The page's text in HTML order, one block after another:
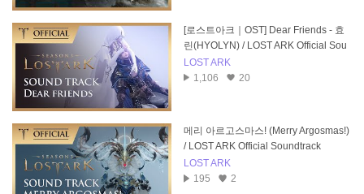
[로스트아크｜OST] Dear Friends - 효
린(HYOLYN) / LOST ARK Official Sou
ndtrack
LOST ARK
1,106
20
메리 아르고스마스! (Merry Argosmas!)
/ LOST ARK Official Soundtrack
LOST ARK
195
2